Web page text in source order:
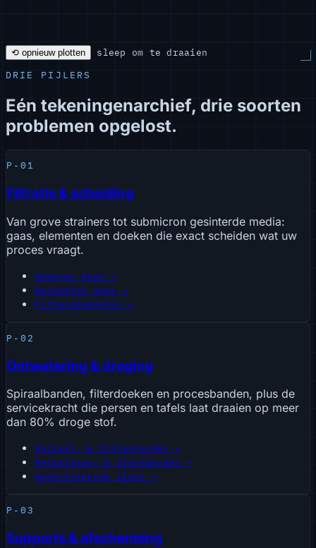
⟲ opnieuw plotten
sleep om te draaien
DRIE PIJLERS
Eén tekeningenarchief, drie soorten
problemen opgelost.
P-01
Filtratie & scheiding
Van grove strainers tot submicron gesinterde media:
gaas, elementen en doeken die exact scheiden wat uw
proces vraagt.
Geweven gaas →
Gesinterd gaas →
Filterelementen →
P-02
Ontwatering & droging
Spiraalbanden, filterdoeken en procesbanden, plus de
servicekracht die persen en tafels laat draaien op meer
dan 80% droge stof.
Spiraal- & filterbanden →
Metaalgaas- & plaatbanden →
Geperforeerde plaat →
P-03
Supports & afscherming